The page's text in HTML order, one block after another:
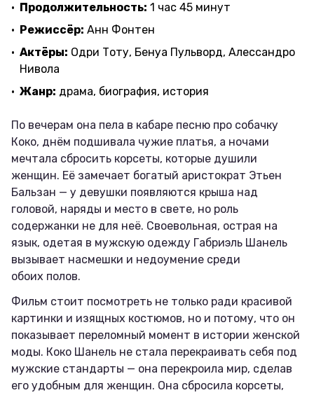
Продолжительность: 1 час 45 минут
Режиссёр: Анн Фонтен
Актёры: Одри Тоту, Бенуа Пульворд, Алессандро
Нивола
Жанр: драма, биография, история
По вечерам она пела в кабаре песню про собачку
Коко, днём подшивала чужие платья, а ночами
мечтала сбросить корсеты, которые душили
женщин. Её замечает богатый аристократ Этьен
Бальзан — у девушки появляются крыша над
головой, наряды и место в свете, но роль
содержанки не для неё. Своевольная, острая на
язык, одетая в мужскую одежду Габриэль Шанель
вызывает насмешки и недоумение среди
обоих полов.
Фильм стоит посмотреть не только ради красивой
картинки и изящных костюмов, но и потому, что он
показывает переломный момент в истории женской
моды. Коко Шанель не стала перекраивать себя под
мужские стандарты — она перекроила мир, сделав
его удобным для женщин. Она сбросила корсеты,